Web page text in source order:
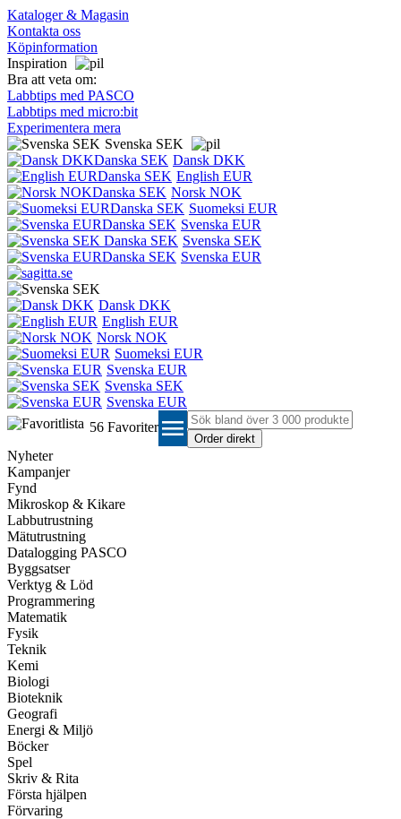
Kataloger & Magasin
Kontakta oss
Köpinformation
Inspiration
Bra att veta om:
Labbtips med PASCO
Labbtips med micro:bit
Experimentera mera
Svenska SEK
Dansk DKK
English EUR
Norsk NOK
Suomeksi EUR
Svenska EUR
Svenska SEK
Svenska EUR
Dansk DKK
English EUR
Norsk NOK
Suomeksi EUR
Svenska EUR
Svenska SEK
Svenska EUR
56 Favoriter menu
Nyheter
Kampanjer
Fynd
Mikroskop & Kikare
Labbutrustning
Mätutrustning
Datalogging PASCO
Byggsatser
Verktyg & Löd
Programmering
Matematik
Fysik
Teknik
Kemi
Biologi
Bioteknik
Geografi
Energi & Miljö
Böcker
Spel
Skriv & Rita
Första hjälpen
Förvaring